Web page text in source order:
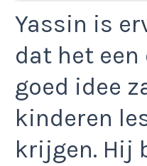
Yassin is
dat het
goed idee
kinderen
krijgen. Hij